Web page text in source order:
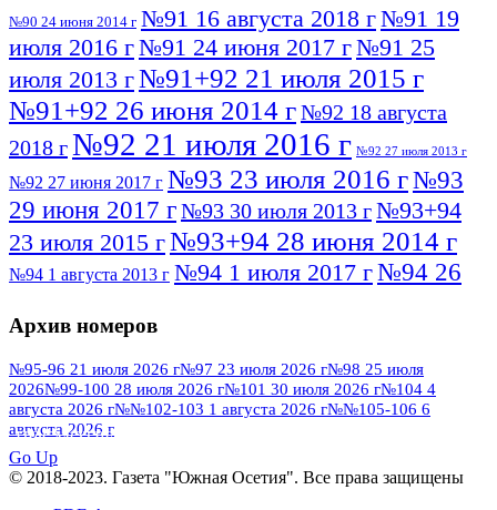
№90 24 июня 2014 г №91 16 августа 2018 г№91 19
июля 2016 г№91 24 июня 2017 г№91 25
июля 2013 г№91+92 21 июля 2015 г
№91+92 26 июня 2014 г№92 18 августа
2018 г№92 21 июля 2016 г №92 27 июля 2013 г
№92 27 июня 2017 г №93 23 июля 2016 г№93
29 июня 2017 г№93 30 июля 2013 г№93+94
23 июля 2015 г№93+94 28 июня 2014 г
№94 1 августа 2013 г №94 1 июля 2017 г№94 26
№95 7 августа 2012 г
№95 28 июля 2016 г№95+96 3 августа
2013 г№96 6 июля 2017 г№96 9 августа
2012 г №96 28 июля 2015 г
№96+97 30 июля 2016 г
№97 11 августа 2012 г
Архив номеров
№95-96 21 июля 2026 г№97 23 июля 2026 г№98 25 июля
2026№99-100 28 июля 2026 г№101 30 июля 2026 г№104 4
августа 2026 г№№102-103 1 августа 2026 г№№105-106 6
августа 2026 г
ПОСМОТРЕТЬ ВСЕ
Go Up
© 2018-2023. Газета "Южная Осетия". Все права защищены